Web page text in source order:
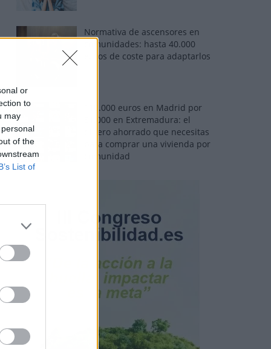
or
to
may
of the
List of
Normativa de ascensores en
comunidades: hasta 40.000
euros de coste para adaptarlos
110.000 euros en Madrid por
31.000 en Extremadura: el
dinero ahorrado que necesitas
para comprar una vivienda por
comunidad